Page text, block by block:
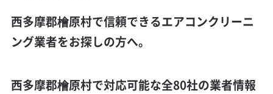
西多摩郡檜原村で信頼できるエアコンクリーニ
ング業者をお探しの方へ。
西多摩郡檜原村で対応可能な全80社の業者情報